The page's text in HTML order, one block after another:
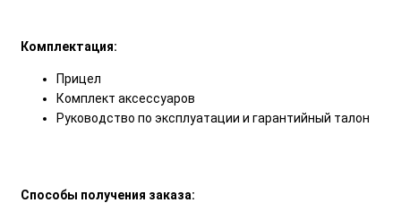
Комплектация:
Прицел
Комплект аксессуаров
Руководство по эксплуатации и гарантийный талон
Способы получения заказа: